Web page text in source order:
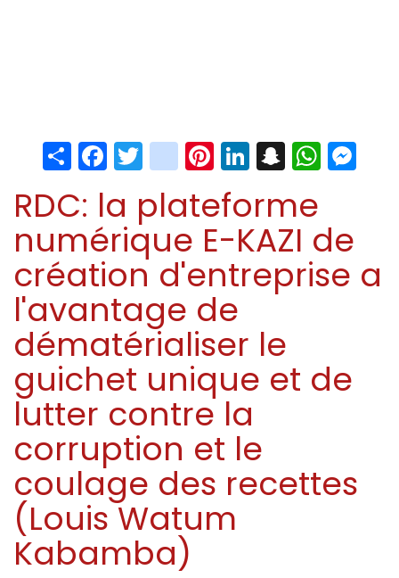
ShareFacebook
Twitter
instagram
Pinterest
LinkedIn
Snapchat
RDC: la plateforme
numérique E-KAZI de
création d'entreprise a
l'avantage de
dématérialiser le
guichet unique et de
lutter contre la
corruption et le
coulage des recettes
(Louis Watum
Kabamba)